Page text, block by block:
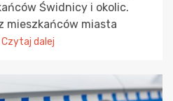
Świdnicy i okolic.
mieszkańców miasta
Czytaj dalej